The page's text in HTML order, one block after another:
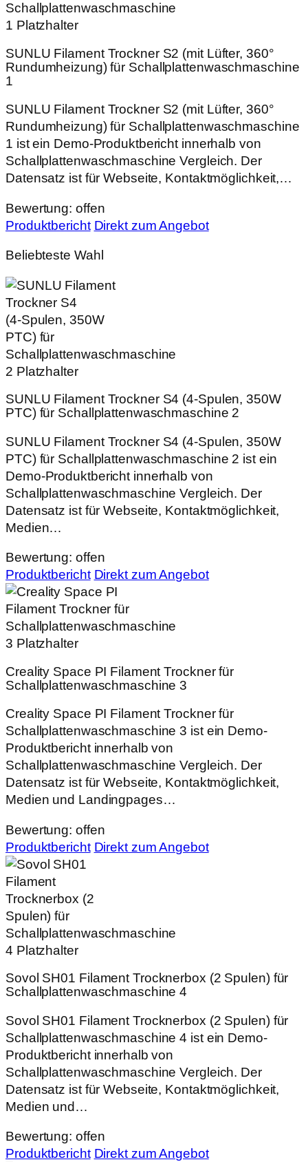
SUNLU Filament Trockner S2 (mit Lüfter, 360°
Rundumheizung) für Schallplattenwaschmaschine
1
SUNLU Filament Trockner S2 (mit Lüfter, 360°
Rundumheizung) für Schallplattenwaschmaschine
1 ist ein Demo-Produktbericht innerhalb von
Schallplattenwaschmaschine Vergleich. Der
Datensatz ist für Webseite, Kontaktmöglichkeit,…
Bewertung: offen
Produktbericht Direkt zum Angebot
Beliebteste Wahl
SUNLU Filament Trockner S4 (4‑Spulen, 350W
PTC) für Schallplattenwaschmaschine 2
SUNLU Filament Trockner S4 (4‑Spulen, 350W
PTC) für Schallplattenwaschmaschine 2 ist ein
Demo-Produktbericht innerhalb von
Schallplattenwaschmaschine Vergleich. Der
Datensatz ist für Webseite, Kontaktmöglichkeit,
Medien…
Bewertung: offen
Produktbericht Direkt zum Angebot
Creality Space PI Filament Trockner für
Schallplattenwaschmaschine 3
Creality Space PI Filament Trockner für
Schallplattenwaschmaschine 3 ist ein Demo-
Produktbericht innerhalb von
Schallplattenwaschmaschine Vergleich. Der
Datensatz ist für Webseite, Kontaktmöglichkeit,
Medien und Landingpages…
Bewertung: offen
Produktbericht Direkt zum Angebot
Sovol SH01 Filament Trocknerbox (2 Spulen) für
Schallplattenwaschmaschine 4
Sovol SH01 Filament Trocknerbox (2 Spulen) für
Schallplattenwaschmaschine 4 ist ein Demo-
Produktbericht innerhalb von
Schallplattenwaschmaschine Vergleich. Der
Datensatz ist für Webseite, Kontaktmöglichkeit,
Medien und…
Bewertung: offen
Produktbericht Direkt zum Angebot